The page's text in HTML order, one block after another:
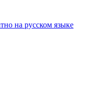
на русском языке